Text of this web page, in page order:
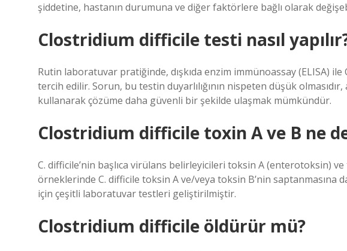
şiddetine, hastanın durumuna ve diğer faktörlere bağlı olarak
Clostridium difficile testi nasıl
Rutin laboratuvar pratiğinde, dışkıda enzim immünoassay (ELISA)
tercih edilir. Sorun, bu testin duyarlılığının nispeten düşük olmasıdır,
kullanarak çözüme daha güvenli bir şekilde ulaşmak mümkündür.
Clostridium difficile toxin A ve B ne
C. difficile’nin başlıca virülans belirleyicileri toksin A (enterotoksin) ve
örneklerinde C. difficile toksin A ve/veya toksin B’nin saptanmasına
için çeşitli laboratuvar testleri geliştirilmiştir.
Clostridium difficile öldürür mü?